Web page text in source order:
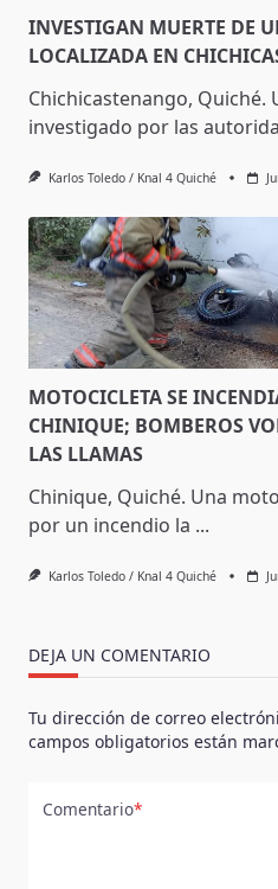
INVESTIGAN MUERTE DE
LOCALIZADA EN
Chichicastenango, Quiché.
investigado por las
Karlos Toledo / Knal 4 Quiché
MOTOCICLETA SE
CHINIQUE; BOMBEROS
LAS LLAMAS
Chinique, Quiché. Una
por un incendio la ...
Karlos Toledo / Knal 4 Quiché
DEJA UN COMENTARIO
Tu dirección de correo
campos obligatorios están
Comentario*